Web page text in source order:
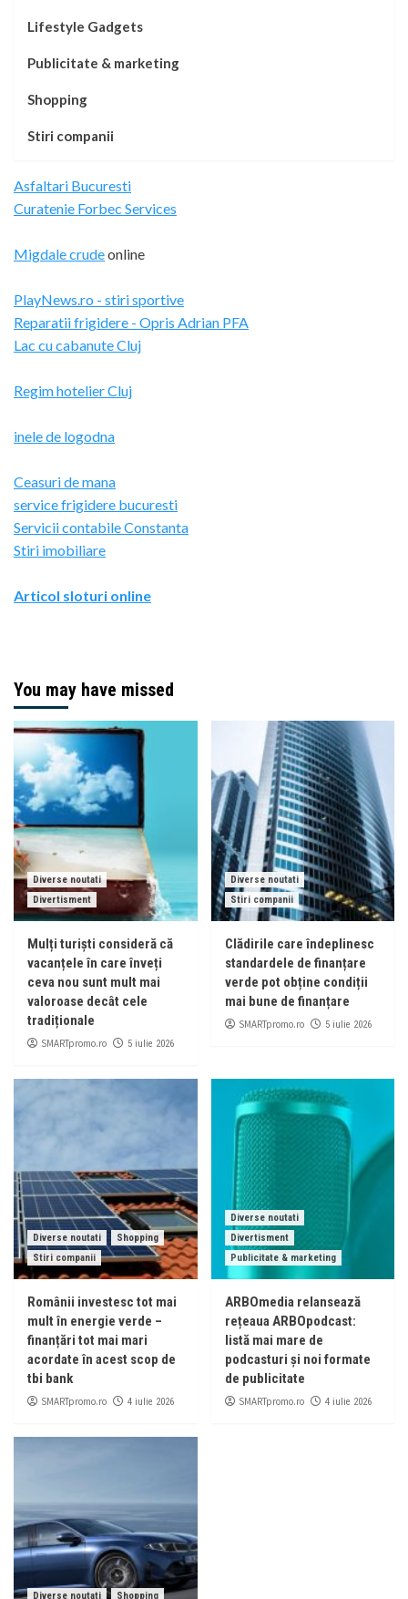
Lifestyle Gadgets
Publicitate & marketing
Shopping
Stiri companii
Asfaltari Bucuresti
Curatenie Forbec Services
Migdale crudeonline
PlayNews.ro - stiri sportive
Reparatii frigidere - Opris Adrian PFA
Lac cu cabanute Cluj
Regim hotelier Cluj
inele de logodna
Ceasuri de mana
service frigidere bucuresti
Servicii contabile Constanta
Stiri imobiliare
Articol sloturi online
You may have missed
Diverse noutati
Divertisment
Mulți turiști consideră că
vacanțele în care înveți
ceva nou sunt mult mai
valoroase decât cele
tradiționale
SMARTpromo.ro 5 iulie 2026
Diverse noutati
Stiri companii
Clădirile care îndeplinesc
standardele de finanțare
verde pot obține condiții
mai bune de finanțare
SMARTpromo.ro 5 iulie 2026
Diverse noutati
Shopping
Stiri companii
Românii investesc tot mai
mult în energie verde –
finanțări tot mai mari
acordate în acest scop de
tbi bank
SMARTpromo.ro 4 iulie 2026
Diverse noutati
Divertisment
Publicitate & marketing
ARBOmedia relansează
rețeaua ARBOpodcast:
listă mai mare de
podcasturi și noi formate
de publicitate
SMARTpromo.ro 4 iulie 2026
Diverse noutati Shopping